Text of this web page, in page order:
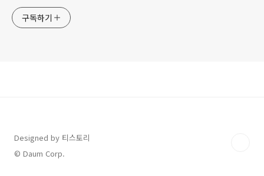
구독하기
Designed by 티스토리
© Daum Corp.